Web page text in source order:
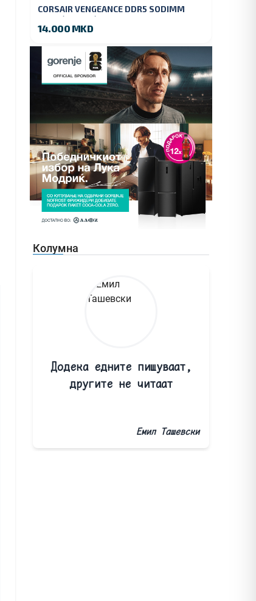
CORSAIR VENGEANCE DDR5 SODIMM
32GB (2x16GB) DDR5 4800MT/s
14.000 MKD
Колумна
Додека едните пишуваат,
другите не читаат
Емил Ташевски